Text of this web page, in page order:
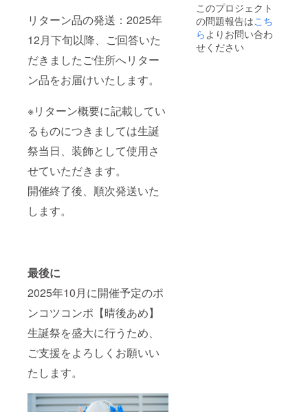
リターン品の発送：2025年
12月下旬以降、ご回答いた
だきましたご住所へリター
ン品をお届けいたします。
※リターン概要に記載してい
るものにつきましては生誕
祭当日、装飾として使用さ
せていただきます。
開催終了後、順次発送いた
します。
最後に
2025年10月に開催予定のポ
ンコツコンポ【晴後あめ】
生誕祭を盛大に行うため、
ご支援をよろしくお願いい
たします。
用でき
ませ
ん。使
用され
た場合
ルネー
ムアク
キーを
作成さ
せてい
きま
す。 ③
スタン
ドフラ
ワー(名
写真
に、特
別支援
者枠と
してお
このプロジェクト
の問題報告はこち
らよりお問い合わ
せください